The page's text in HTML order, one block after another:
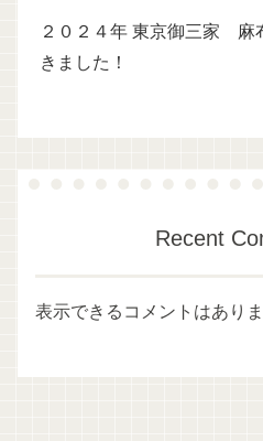
２０２４年 東京御三家 麻
きました！
Recent
表示できるコメントはありま